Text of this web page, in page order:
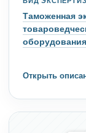
Таможенная
оборудования
Открыть